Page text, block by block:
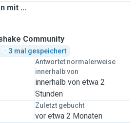
mit ...
Community
3 mal gespeichert
Antwortet normalerweise
innerhalb von
innerhalb von etwa 2
Stunden
Zuletzt gebucht
vor etwa 2 Monaten